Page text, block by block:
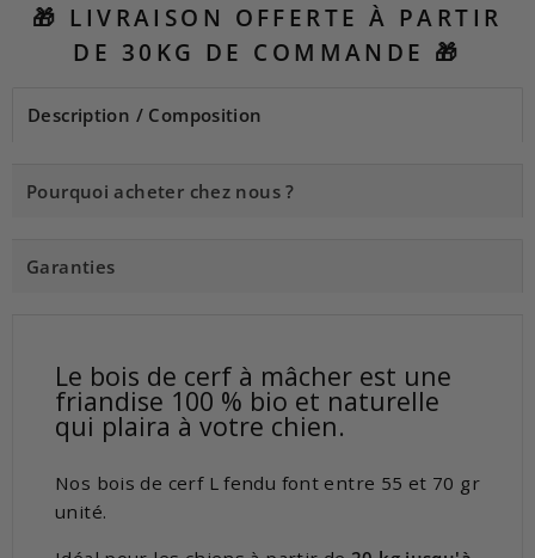
🎁 LIVRAISON OFFERTE À PARTIR
DE 30KG DE COMMANDE 🎁
Description / Composition
Pourquoi acheter chez nous ?
Garanties
Le bois de cerf à mâcher est une
friandise 100 % bio et naturelle
qui plaira à votre chien.
Nos bois de cerf L fendu font entre 55 et 70 gr
unité.